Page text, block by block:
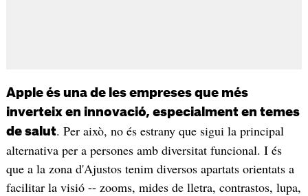
Apple és una de les empreses que més
inverteix en innovació, especialment en temes
de salut. Per això, no és estrany que sigui la principal
alternativa per a persones amb diversitat funcional. I és
que a la zona d'Ajustos tenim diversos apartats orientats a
facilitar la visió -- zooms, mides de lletra, contrastos, lupa,